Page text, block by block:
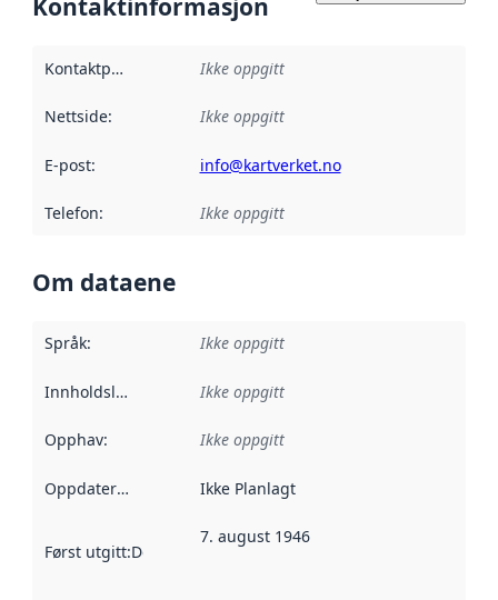
Kontaktinformasjon
Kontaktpunkt Ikke oppgitt
Nettside: Ikke oppgitt
E-post: info@kartverket.no
Telefon: Ikke oppgitt
Om dataene
Språk: Ikke oppgitt
Innholdsleverandører :
Ikke oppgitt
Opphav: Ikke oppgitt
Oppdateringsfrekvens :
Ikke Planlagt
Først utgitt:Denne datoen sier når dataene i dette
7. august 1946